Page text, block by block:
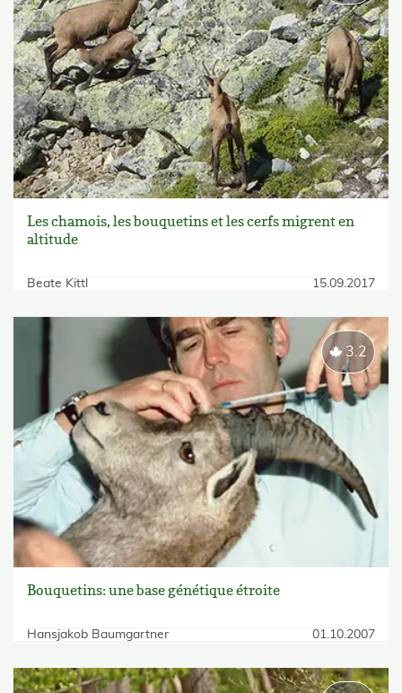
Les chamois, les bouquetins et les cerfs migrent en
altitude
Beate Kittl 15.09.2017
Bouquetins: une base génétique étroite
Hansjakob Baumgartner 01.10.2007
3.2